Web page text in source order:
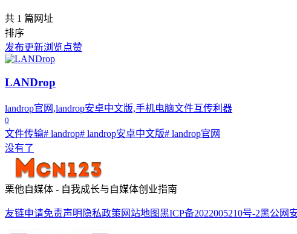
共 1 篇网址
排序
发布更新浏览点赞
LANDrop
landrop官网,landrop安卓中文版,手机电脑文件互传利器
0
文件传输# landrop# landrop安卓中文版# landrop官网
没有了
栗他自媒体 - 自我成长与自媒体创业指南
友链申请免责声明 隐私政策 网站地图黑ICP备2022005210号-2黑公网